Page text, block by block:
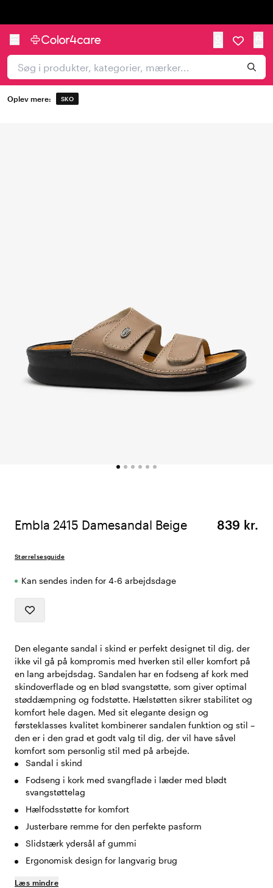
Oplev mere: SKO
Embla 2415 Damesandal Beige 839 kr.
Størrelsesguide
Kan sendes inden for 4-6 arbejdsdage
Den elegante sandal i skind er perfekt designet til dig, der
ikke vil gå på kompromis med hverken stil eller komfort på
en lang arbejdsdag. Sandalen har en fodseng af kork med
skindoverflade og en blød svangstøtte, som giver optimal
støddæmpning og fodstøtte. Hælstøtten sikrer stabilitet og
komfort hele dagen. Med sit elegante design og
førsteklasses kvalitet kombinerer sandalen funktion og stil –
den er i den grad et godt valg til dig, der vil have såvel
komfort som personlig stil med på arbejde.
Sandal i skind
Fodseng i kork med svangflade i læder med blødt
svangstøttelag
Hælfodsstøtte for komfort
Justerbare remme for den perfekte pasform
Slidstærk ydersål af gummi
Ergonomisk design for langvarig brug
Læs mindre